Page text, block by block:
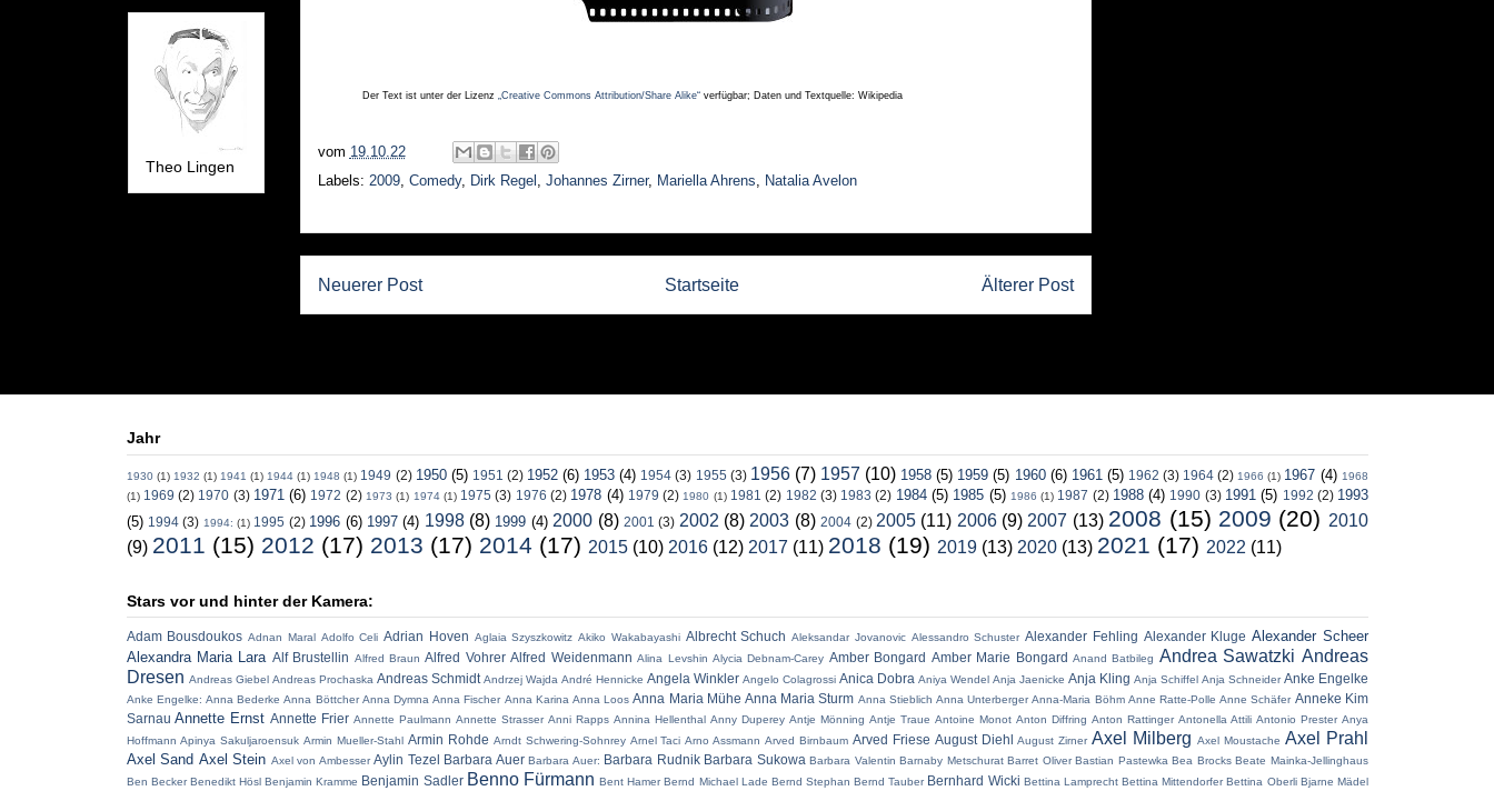
Der Text ist unter der Lizenz „Creative Commons Attribution/Share Alike“verfügbar; Daten und Textquelle: Wikipedia
vom 19.10.22
Labels: 2009, Comedy, Dirk Regel , Johannes Zirner, Mariella Ahrens, Natalia Avelon
Neuerer Post Älterer Post
Startseite
Theo Lingen
Jahr
1930 (1) 1932 (1) 1941 (1) 1944 (1) 1948 (1) 1949 (2) 1950 (5) 1951 (2) 1952 (6) 1953 (4) 1954 (3) 1955 (3) 1956 (7) 1957 (10) 1958 (5) 1959 (5) 1960 (6) 1961 (5) 1962 (3) 1964 (2) 1966 (1) 1967 (4) 1968
(1) 1969 (2) 1970 (3) 1971 (6) 1972 (2) 1973 (1) 1974 (1) 1975 (3) 1976 (2) 1978 (4) 1979 (2) 1980 (1) 1981 (2) 1982 (3) 1983 (2) 1984 (5) 1985 (5) 1986 (1) 1987 (2) 1988 (4) 1990 (3) 1991 (5) 1992 (2) 1993
(5) 1994 (3) 1994: (1) 1995 (2) 1996 (6) 1997 (4) 1998 (8) 1999 (4) 2000 (8) 2001 (3) 2002 (8) 2003 (8) 2004 (2) 2005 (11) 2006 (9) 2007 (13) 2008 (15) 2009 (20) 2010
(9) 2011 (15) 2012 (17) 2013 (17) 2014 (17) 2015 (10) 2016 (12) 2017 (11) 2018 (19) 2019 (13) 2020 (13) 2021 (17) 2022 (11)
Stars vor und hinter der Kamera:
Adam Bousdoukos Adnan Maral Adolfo Celi Adrian Hoven Aglaia Szyszkowitz Akiko Wakabayashi Albrecht Schuch Aleksandar Jovanovic Alessandro Schuster Alexander Fehling Alexander Kluge Alexander Scheer
Alexandra Maria Lara Alf Brustellin Alfred Braun Alfred Vohrer Alfred Weidenmann Alina Levshin Alycia Debnam-Carey Amber Bongard Amber Marie Bongard Anand Batbileg Andrea Sawatzki Andreas
Dresen Andreas Giebel Andreas Prochaska Andreas Schmidt Andrzej Wajda André Hennicke Angela Winkler Angelo Colagrossi Anica Dobra Aniya Wendel Anja Jaenicke Anja Kling Anja Schiffel Anja Schneider Anke Engelke
Anke Engelke: Anna Bederke Anna Böttcher Anna Dymna Anna Fischer Anna Karina Anna Loos Anna Maria Mühe Anna Maria Sturm Anna Stieblich Anna Unterberger Anna-Maria Böhm Anne Ratte-Polle Anne Schäfer Anneke Kim
Sarnau Annette Ernst Annette Frier Annette Paulmann Annette Strasser Anni Rapps Annina Hellenthal Anny Duperey Antje Mönning Antje Traue Antoine Monot Anton Diffring Anton Rattinger Antonella Attili Antonio Prester Anya
Hoffmann Apinya Sakuljaroensuk Armin Mueller-Stahl Armin Rohde Arndt Schwering-Sohnrey Arnel Taci Arno Assmann Arved Birnbaum Arved Friese August Diehl August Zirner Axel Milberg Axel Moustache Axel Prahl
Axel Sand Axel Stein Axel von Ambesser Aylin Tezel Barbara Auer Barbara Auer: Barbara Rudnik Barbara Sukowa Barbara Valentin Barnaby Metschurat Barret Oliver Bastian Pastewka Bea Brocks Beate Mainka-Jellinghaus
Ben Becker Benedikt Hösl Benjamin Kramme Benjamin Sadler Benno Fürmann Bent Hamer Bernd Michael Lade Bernd Stephan Bernd Tauber Bernhard Wicki Bettina Lamprecht Bettina Mittendorfer Bettina Oberli Bjarne Mädel